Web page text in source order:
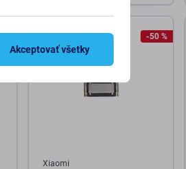
-50 %
Xiaomi
Akceptovať všetky